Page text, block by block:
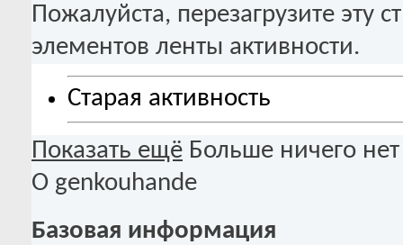
Пожалуйста, перезагрузите эту
элементов ленты активности.
Старая активность
Показать ещё Больше ничего нет
О genkouhande
Базовая информация